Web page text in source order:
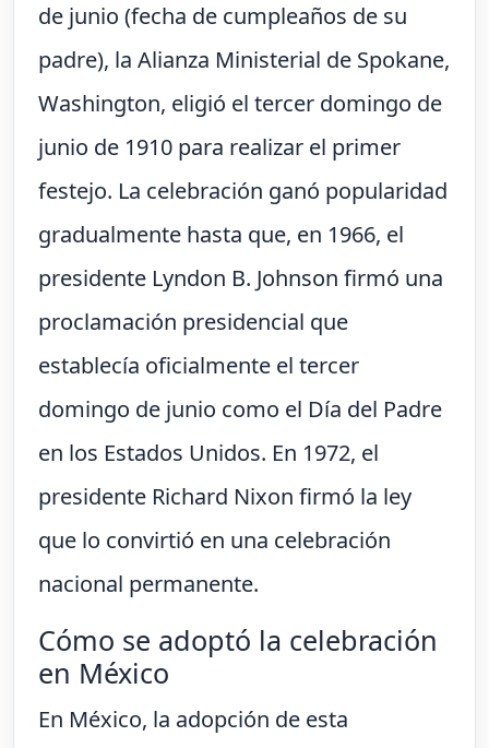
de junio (fecha de cumpleaños de su
padre), la Alianza Ministerial de Spokane,
Washington, eligió el tercer domingo de
junio de 1910 para realizar el primer
festejo. La celebración ganó popularidad
gradualmente hasta que, en 1966, el
presidente Lyndon B. Johnson firmó una
proclamación presidencial que
establecía oficialmente el tercer
domingo de junio como el Día del Padre
en los Estados Unidos. En 1972, el
presidente Richard Nixon firmó la ley
que lo convirtió en una celebración
nacional permanente.
Cómo se adoptó la celebración
en México
En México, la adopción de esta